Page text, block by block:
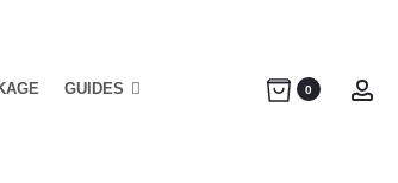
GUIDES 0